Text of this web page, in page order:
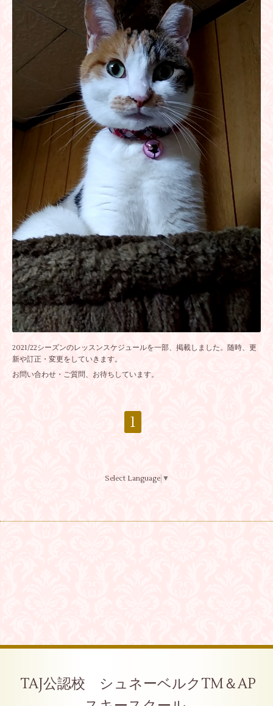
2021/22シーズンのレッスンスケジュールを一部、掲載しました。随時、更
新や訂正・変更をしていきます。
お問い合わせ・ご質問、お待ちしています。
1
Select Language ▼
TAJ公認校 シュネーベルクTM＆AP